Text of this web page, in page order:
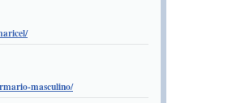
masculino/